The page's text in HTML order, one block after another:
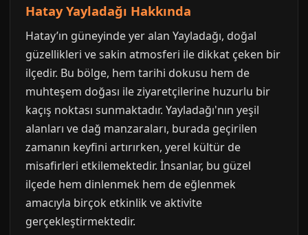
Hatay Yayladağı Hakkında
Hatay’ın güneyinde yer alan Yayladağı, doğal
güzellikleri ve sakin atmosferi ile dikkat çeken bir
ilçedir. Bu bölge, hem tarihi dokusu hem de
muhteşem doğası ile ziyaretçilerine huzurlu bir
kaçış noktası sunmaktadır. Yayladağı'nın yeşil
alanları ve dağ manzaraları, burada geçirilen
zamanın keyfini artırırken, yerel kültür de
misafirleri etkilemektedir. İnsanlar, bu güzel
ilçede hem dinlenmek hem de eğlenmek
amacıyla birçok etkinlik ve aktivite
gerçekleştirmektedir.